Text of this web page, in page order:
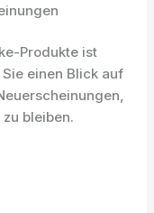
Produkte ist
einen Blick auf
bleiben.